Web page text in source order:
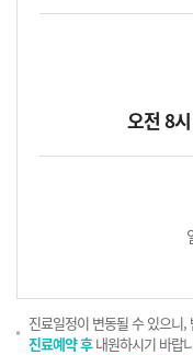
오전 8
진료일정이 변동될 수 있으니,
진료예약 후내원하시기 바랍